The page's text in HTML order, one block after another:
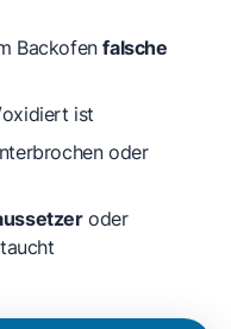
Backofenfalsche
ist
oder
oder